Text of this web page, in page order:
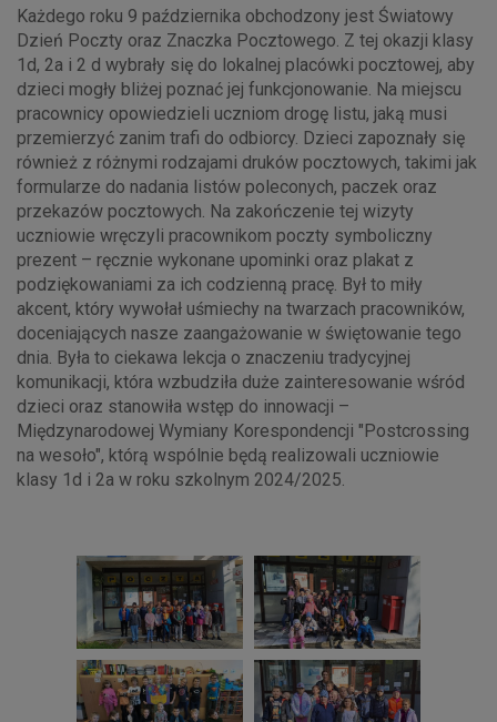
Każdego roku 9 października obchodzony jest Światowy
Dzień Poczty oraz Znaczka Pocztowego. Z tej okazji klasy
1d, 2a i 2 d wybrały się do lokalnej placówki pocztowej, aby
dzieci mogły bliżej poznać jej funkcjonowanie. Na miejscu
pracownicy opowiedzieli uczniom drogę listu, jaką musi
przemierzyć zanim trafi do odbiorcy. Dzieci zapoznały się
również z różnymi rodzajami druków pocztowych, takimi jak
formularze do nadania listów poleconych, paczek oraz
przekazów pocztowych. Na zakończenie tej wizyty
uczniowie wręczyli pracownikom poczty symboliczny
prezent – ręcznie wykonane upominki oraz plakat z
podziękowaniami za ich codzienną pracę. Był to miły
akcent, który wywołał uśmiechy na twarzach pracowników,
doceniających nasze zaangażowanie w świętowanie tego
dnia. Była to ciekawa lekcja o znaczeniu tradycyjnej
komunikacji, która wzbudziła duże zainteresowanie wśród
dzieci oraz stanowiła wstęp do innowacji –
Międzynarodowej Wymiany Korespondencji "Postcrossing
na wesoło", którą wspólnie będą realizowali uczniowie
klasy 1d i 2a w roku szkolnym 2024/2025.